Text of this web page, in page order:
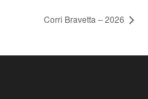
Corri Bravetta – 2026